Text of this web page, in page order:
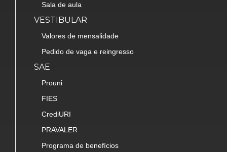
Sala de aula
VESTIBULAR
Valores de mensalidade
Pedido de vaga e reingresso
SAE
Prouni
FIES
CrediURI
PRAVALER
Programa de benefícios